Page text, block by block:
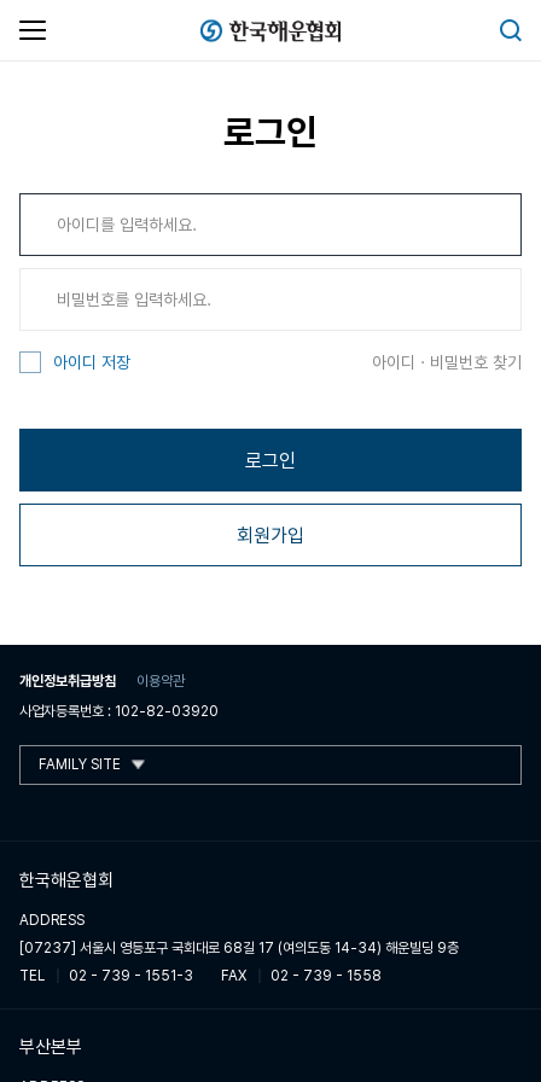
검색
한국해운협회
로그인
아이디 저장 아이디 · 비밀번호 찾기
로그인
회원가입
개인정보취급방침
이용약관
사업자등록번호 : 102-82-03920
FAMILY SITE
한국해운협회
ADDRESS
[07237] 서울시 영등포구 국회대로 68길 17 (여의도동 14-34) 해운빌딩 9층
TEL
02 - 739 - 1551-3 FAX 02 - 739 - 1558
부산본부